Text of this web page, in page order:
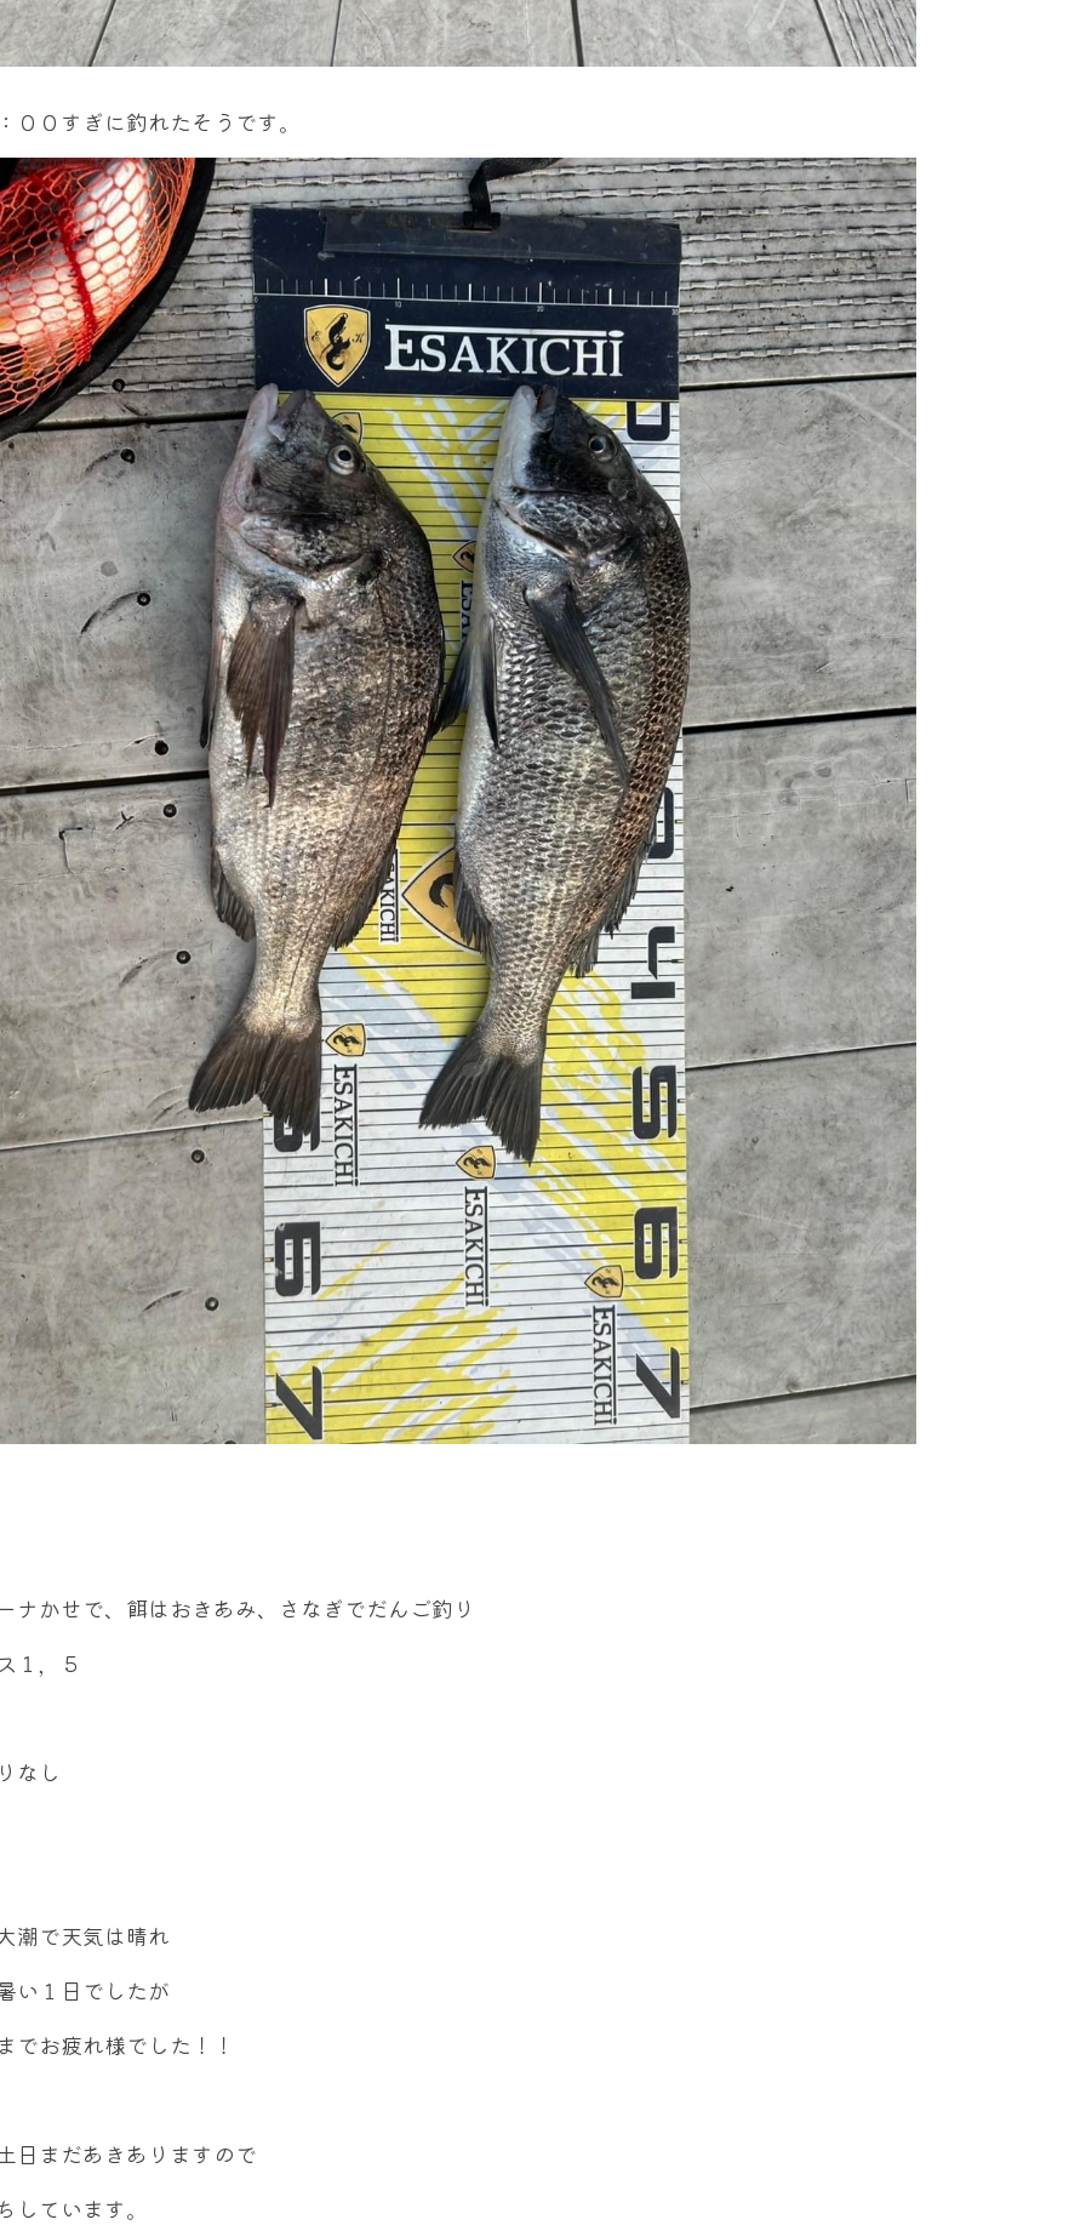
００すぎに釣れたそうです。
ナかせで、餌はおきあみ、さなぎでだんご釣り
１，５
なし
潮で天気は晴れ
い１日でしたが
でお疲れ様でした！！
日まだあきありますので
しています。